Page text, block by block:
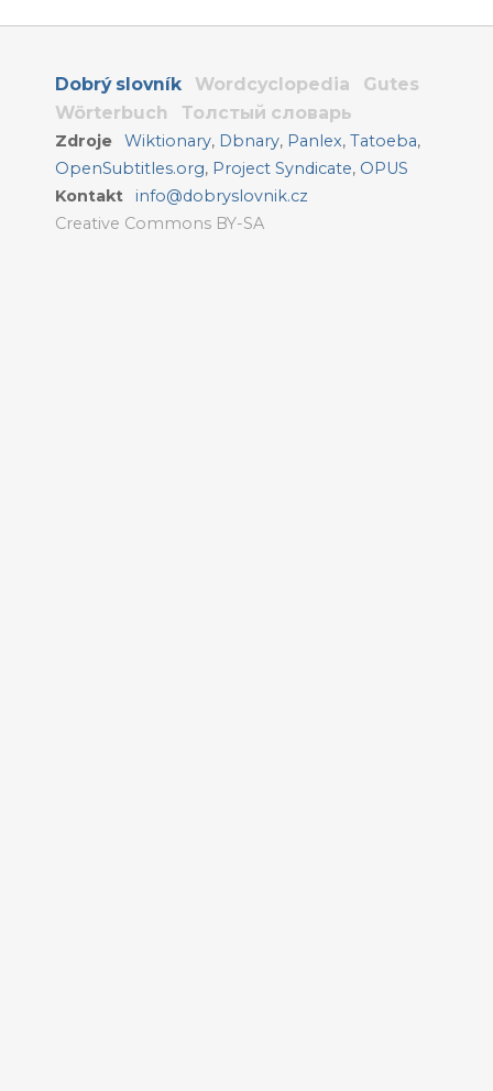
Dobrý slovník Wordcyclopedia
Gutes
Wörterbuch
Толстый словарь
Zdroje Wiktionary, Dbnary, Panlex,Tatoeba,
OpenSubtitles.org, Project Syndicate, OPUS
Kontakt
info@dobryslovnik.cz
Creative Commons BY-SA